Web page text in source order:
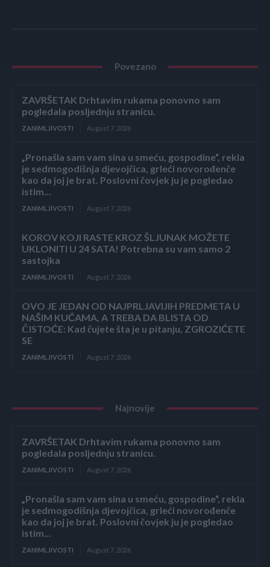
Povezano
ZAVRŠETAK Drhtavim rukama ponovno sam
pogledala posljednju stranicu.
ZANIMLJIVOSTI August 7, 2026
„Pronašla sam vam sina u smeću, gospodine“, rekla
je sedmogodišnja djevojčica, grleći novorođenče
kao da joj je brat. Poslovni čovjek ju je pogledao
istim...
ZANIMLJIVOSTI August 7, 2026
KOROV KOJI RASTE KROZ ŠLJUNAK MOŽETE
UKLONITI U 24 SATA! Potrebna su vam samo 2
sastojka
ZANIMLJIVOSTI August 7, 2026
OVO JE JEDAN OD NAJPRLJAVIJIH PREDMETA U
NAŠIM KUĆAMA, A TREBA DA BLISTA OD
ČISTOĆE: Kad čujete šta je u pitanju, ZGROZIĆETE
SE
ZANIMLJIVOSTI August 7, 2026
Najnovije
ZAVRŠETAK Drhtavim rukama ponovno sam
pogledala posljednju stranicu.
ZANIMLJIVOSTI August 7, 2026
„Pronašla sam vam sina u smeću, gospodine“, rekla
je sedmogodišnja djevojčica, grleći novorođenče
kao da joj je brat. Poslovni čovjek ju je pogledao
istim...
ZANIMLJIVOSTI August 7, 2026